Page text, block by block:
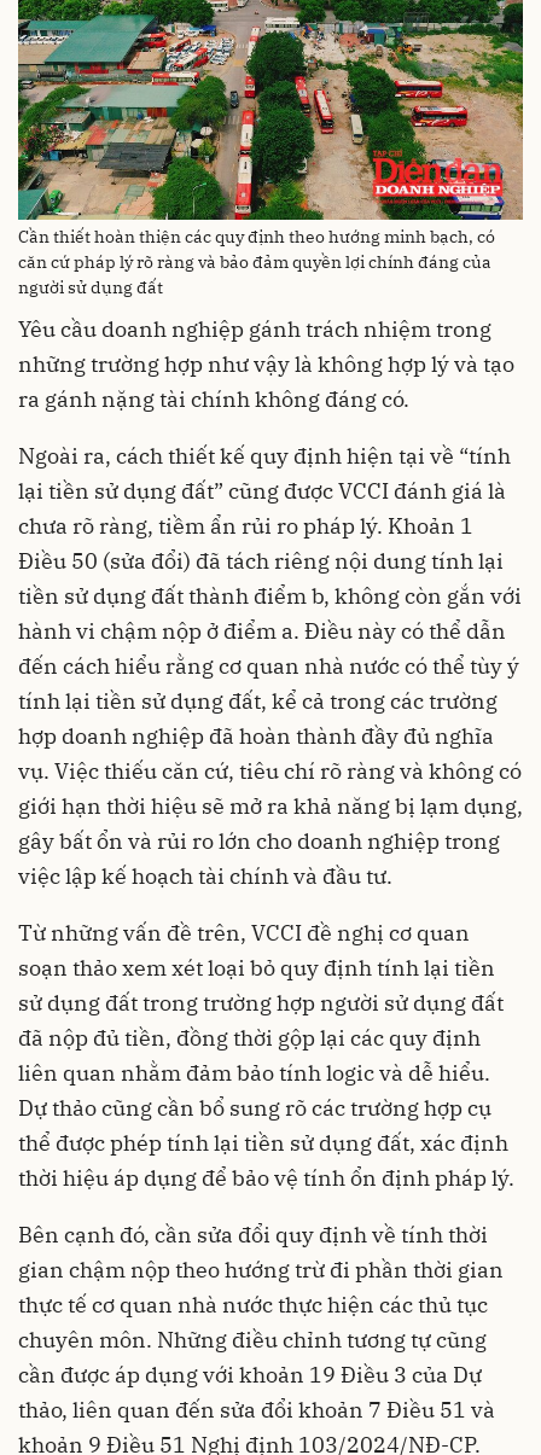
Cần thiết hoàn thiện các quy định theo hướng minh bạch, có
căn cứ pháp lý rõ ràng và bảo đảm quyền lợi chính đáng của
người sử dụng đất
Yêu cầu doanh nghiệp gánh trách nhiệm trong
những trường hợp như vậy là không hợp lý và tạo
ra gánh nặng tài chính không đáng có.
Ngoài ra, cách thiết kế quy định hiện tại về “tính
lại tiền sử dụng đất” cũng được VCCI đánh giá là
chưa rõ ràng, tiềm ẩn rủi ro pháp lý. Khoản 1
Điều 50 (sửa đổi) đã tách riêng nội dung tính lại
tiền sử dụng đất thành điểm b, không còn gắn với
hành vi chậm nộp ở điểm a. Điều này có thể dẫn
đến cách hiểu rằng cơ quan nhà nước có thể tùy ý
tính lại tiền sử dụng đất, kể cả trong các trường
hợp doanh nghiệp đã hoàn thành đầy đủ nghĩa
vụ. Việc thiếu căn cứ, tiêu chí rõ ràng và không có
giới hạn thời hiệu sẽ mở ra khả năng bị lạm dụng,
gây bất ổn và rủi ro lớn cho doanh nghiệp trong
việc lập kế hoạch tài chính và đầu tư.
Từ những vấn đề trên, VCCI đề nghị cơ quan
soạn thảo xem xét loại bỏ quy định tính lại tiền
sử dụng đất trong trường hợp người sử dụng đất
đã nộp đủ tiền, đồng thời gộp lại các quy định
liên quan nhằm đảm bảo tính logic và dễ hiểu.
Dự thảo cũng cần bổ sung rõ các trường hợp cụ
thể được phép tính lại tiền sử dụng đất, xác định
thời hiệu áp dụng để bảo vệ tính ổn định pháp lý.
Bên cạnh đó, cần sửa đổi quy định về tính thời
gian chậm nộp theo hướng trừ đi phần thời gian
thực tế cơ quan nhà nước thực hiện các thủ tục
chuyên môn. Những điều chỉnh tương tự cũng
cần được áp dụng với khoản 19 Điều 3 của Dự
thảo, liên quan đến sửa đổi khoản 7 Điều 51 và
khoản 9 Điều 51 Nghị định 103/2024/NĐ-CP.